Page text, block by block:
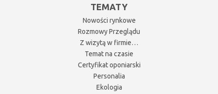
TEMATY
Nowości rynkowe
Rozmowy Przeglądu
Z wizytą w firmie…
Temat na czasie
Certyfikat oponiarski
Personalia
Ekologia